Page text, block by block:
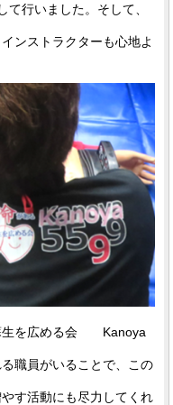
行いました。そして、
ンストラクターも心地よ
生を広める会 Kanoya
職員がいることで、この
す活動にも尽力してくれ